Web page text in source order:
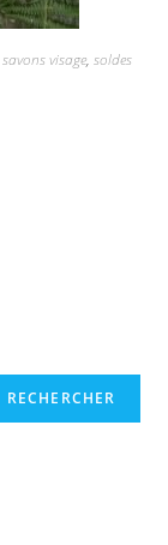
savons visage, soldes
RECHERCHER